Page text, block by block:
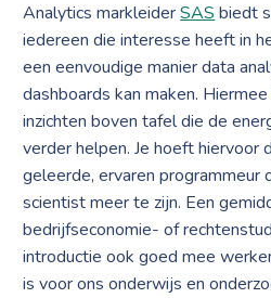
Analytics markleiderSAS biedt
iedereen die interesse heeft in
een eenvoudige manier data
dashboards kan maken.
inzichten boven tafel die de
verder helpen. Je hoeft hiervoor
geleerde, ervaren programmeur
scientist meer te zijn. Een
bedrijfseconomie- of
introductie ook goed mee
is voor ons onderwijs en